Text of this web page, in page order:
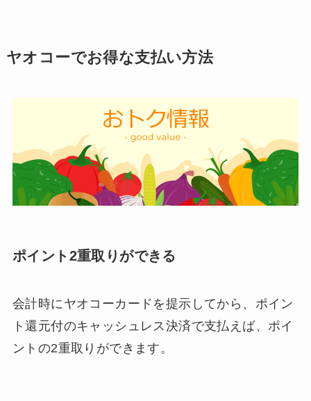
ヤオコーでお得な支払い方法
ポイント2重取りができる
会計時にヤオコーカードを提示してから、ポイン
ト還元付のキャッシュレス決済で支払えば、ポイ
ントの2重取りができます。